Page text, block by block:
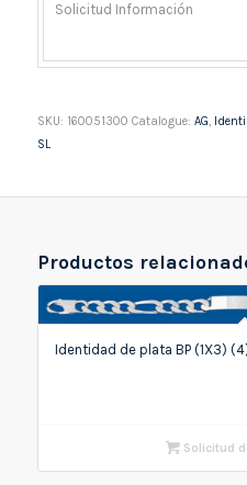
SKU: 160051300 Catalogue: AG
SL
Productos
Identidad de plata BP (1X3)
Solicitud